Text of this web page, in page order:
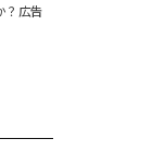
？広告